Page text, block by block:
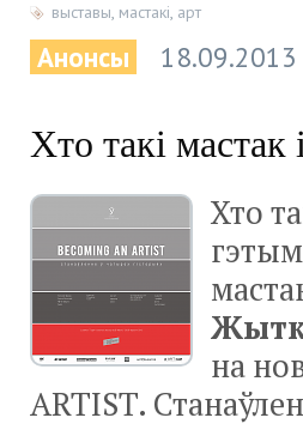
выставы, мастакі, арт
Анонсы 18.09.2013
Хто такі мастак
Хто
на
ARTIST.